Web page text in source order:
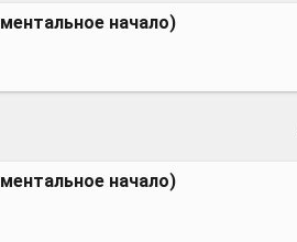
начало)
начало)